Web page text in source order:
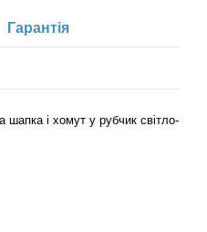
Гарантія
шапка і хомут у рубчик світло-